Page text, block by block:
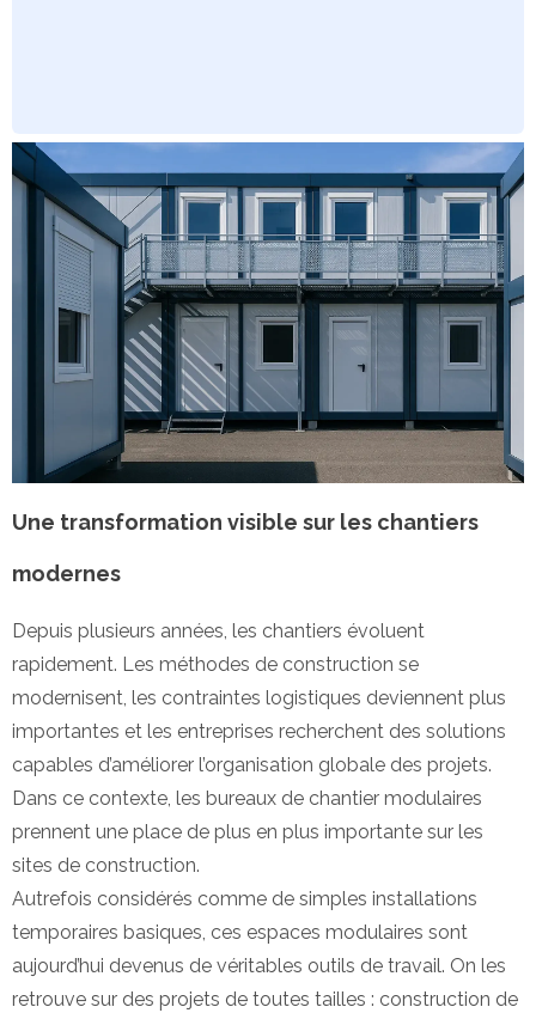
Une transformation visible sur les chantiers
modernes
Depuis plusieurs années, les chantiers évoluent
rapidement. Les méthodes de construction se
modernisent, les contraintes logistiques deviennent plus
importantes et les entreprises recherchent des solutions
capables d’améliorer l’organisation globale des projets.
Dans ce contexte, les bureaux de chantier modulaires
prennent une place de plus en plus importante sur les
sites de construction.
Autrefois considérés comme de simples installations
temporaires basiques, ces espaces modulaires sont
aujourd’hui devenus de véritables outils de travail. On les
retrouve sur des projets de toutes tailles : construction de